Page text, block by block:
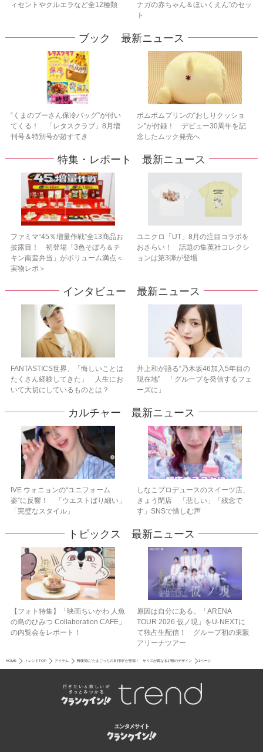
ィセントやクルエラなど全12種類
ナガの赤ちゃん＆ほいくえん”のセッ
ト
ブック 最新ニュース
“くまのプーさん保冷バッグ”が付い
てくる！ 「レタスクラブ」8月増
刊号＆特別号が超すてき
ポムポムプリンの“おしりクッショ
ン”が付録！ デビュー30周年を記
念したムック発売へ
特集・レポート 最新ニュース
ファミマ“45％増量作戦”全13商品お
披露目！ 初登場「3色そぼろ＆チ
キン南蛮弁当」がボリューム満点＜
実物レポ＞
ユニクロ「UT」8月の注目コラボを
おさらい！ 話題の集英社コレクシ
ョンは第3弾が登場
インタビュー 最新ニュース
FANTASTICS世界、「悔しいことは
たくさん経験してきた」 人生にお
いて大切にしているものとは？
井上和が語る“乃木坂46加入5年目の
現在地” 「グループを発信するフェ
ーズに」
カルチャー 最新ニュース
IVE ウォニョンの“ユニフォーム
姿”に反響！ 「ウエストばり細い」
「完璧なスタイル」
しなこプロデュースのスイーツ店、
きょう閉店 「悲しい」「残念で
す」SNSで惜しむ声
トピックス 最新ニュース
【フォト特集】「映画ちいかわ 人魚
の島のひみつ Collaboration CAFE」
の内覧会をレポート！
原因は自分にある。「ARENA
TOUR 2026 仮ノ現」をU-NEXTに
て独占生配信！ グループ初の東阪
アリーナツアー
HOME トレンドTOP アイテム 郵便局に“たまごっちの日付印”が登場！ サイズが異なる17種のデザイン 1ページ